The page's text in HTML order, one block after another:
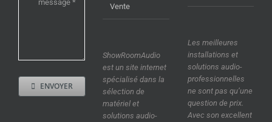
ENVOYER
Vente
ShowRoomAudio
est un site internet
spécialisé dans la
sélection de
matériel et
solutions audio-
Les meilleures
installations et
solutions audio-
professionnelles
ne sont pas qu’une
question de prix.
Avec son excellent